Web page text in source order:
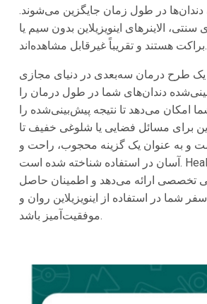
در طول زمان جایگزین می‌شوند.
الاینرهای اینویزیلاین بدون سیم یا
براکت هستند و تقریباً غیرقابل مشاهده‌اند.
یک طرح درمان سه‌بعدی در دنیای مجازی
دندان‌های شما در طول درمان را
امکان می‌دهد تا نتیجه پیش‌بینی‌شده را
برای مسائل فضایی یا شلوغی خفیف تا
و به عنوان یک گزینه محجوب، راحت و
آسان در استفاده شناخته شده است. Healthy Türkiye
تخصصی ارائه می‌دهد و اطمینان حاصل
شما در استفاده از اینویزیلاین روان و
موفقیت‌آمیز باشد.